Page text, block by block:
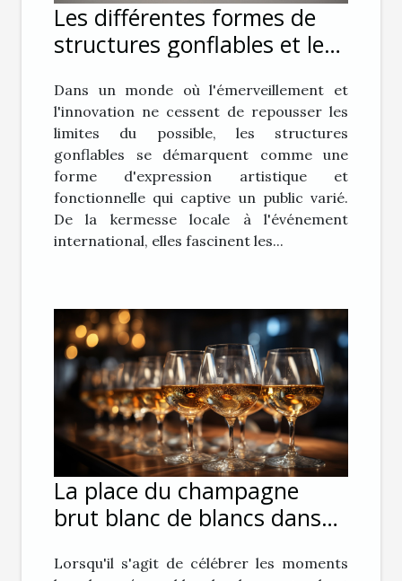
Les différentes formes de
structures gonflables et leur
Dans un monde où l'émerveillement et
l'innovation ne cessent de repousser les
limites du possible, les structures
gonflables se démarquent comme une
forme d'expression artistique et
fonctionnelle qui captive un public varié.
De la kermesse locale à l'événement
international, elles fascinent les...
La place du champagne
brut blanc de blancs dans
Lorsqu'il s'agit de célébrer les moments